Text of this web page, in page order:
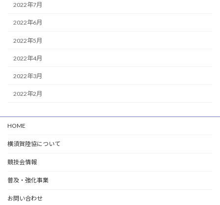
2022年7月
2022年6月
2022年5月
2022年4月
2022年3月
2022年2月
HOME
横須賀陸協について
競技会情報
普及・強化事業
お問い合わせ